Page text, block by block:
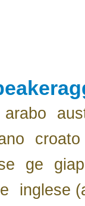
arabo
croato
ge
inglese